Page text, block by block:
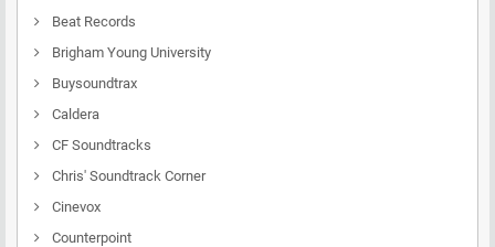
Beat Records
Brigham Young University
Buysoundtrax
Caldera
CF Soundtracks
Chris' Soundtrack Corner
Cinevox
Counterpoint